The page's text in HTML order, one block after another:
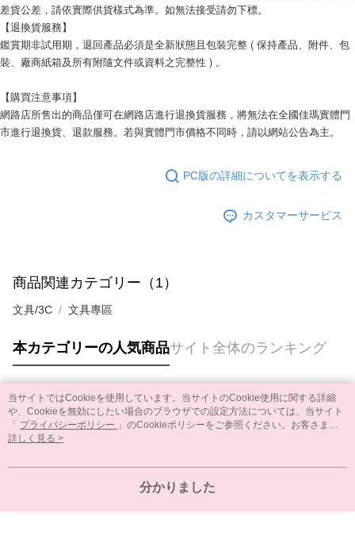
差貨公差，請依實際供貨樣式為準。如無法接受請勿下標。
【退換貨服務】
鑑賞期非試用期，退回產品必須是全新狀態且包裝完整 ( 保持產品、附件、包
裝、廠商紙箱及所有附隨文件或資料之完整性 ) 。
【購買注意事項】
網路店所售出的商品僅可在網路店進行退換貨服務，將無法在全國佳瑪實體門
市進行退換貨、退款服務。若與實體門市價格不同時，請以網站公告為主。
PC版の詳細についてを表示する
カスタマーサービス
商品関連カテゴリー（1）
文具/3C 文具專區
本カテゴリーの人気商品サイト全体のランキング
人気タグ
当サイトではCookieを使用しています。当サイトのCookie使用に関する詳細
や、Cookieを無効にしたい場合のブラウザでの設定方法については、当サイト
「 プライバシーポリシー 」のCookieポリシーをご参照ください。お客さま
が、当サイトを引き続き使用される場合、当社がサイト利用規約のCookieポリ
詳しく見る >
分かりました